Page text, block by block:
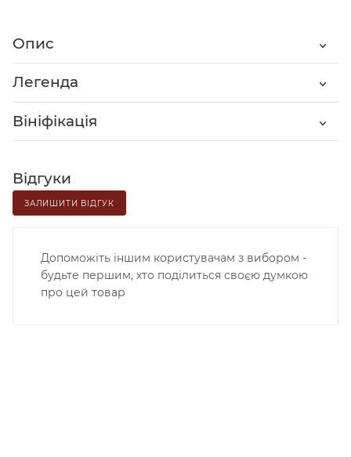
Опис
Легенда
Вініфікація
Відгуки
ЗАЛИШИТИ ВІДГУК
Допоможіть іншим користувачам з вибором -
будьте першим, хто поділиться своєю думкою
про цей товар